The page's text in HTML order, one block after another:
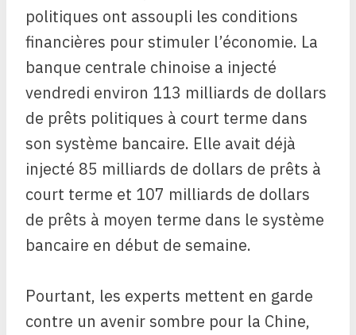
politiques ont assoupli les conditions
financières pour stimuler l’économie. La
banque centrale chinoise a injecté
vendredi environ 113 milliards de dollars
de prêts politiques à court terme dans
son système bancaire. Elle avait déjà
injecté 85 milliards de dollars de prêts à
court terme et 107 milliards de dollars
de prêts à moyen terme dans le système
bancaire en début de semaine.
Pourtant, les experts mettent en garde
contre un avenir sombre pour la Chine,